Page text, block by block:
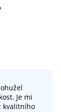
Je mi
kvalitního